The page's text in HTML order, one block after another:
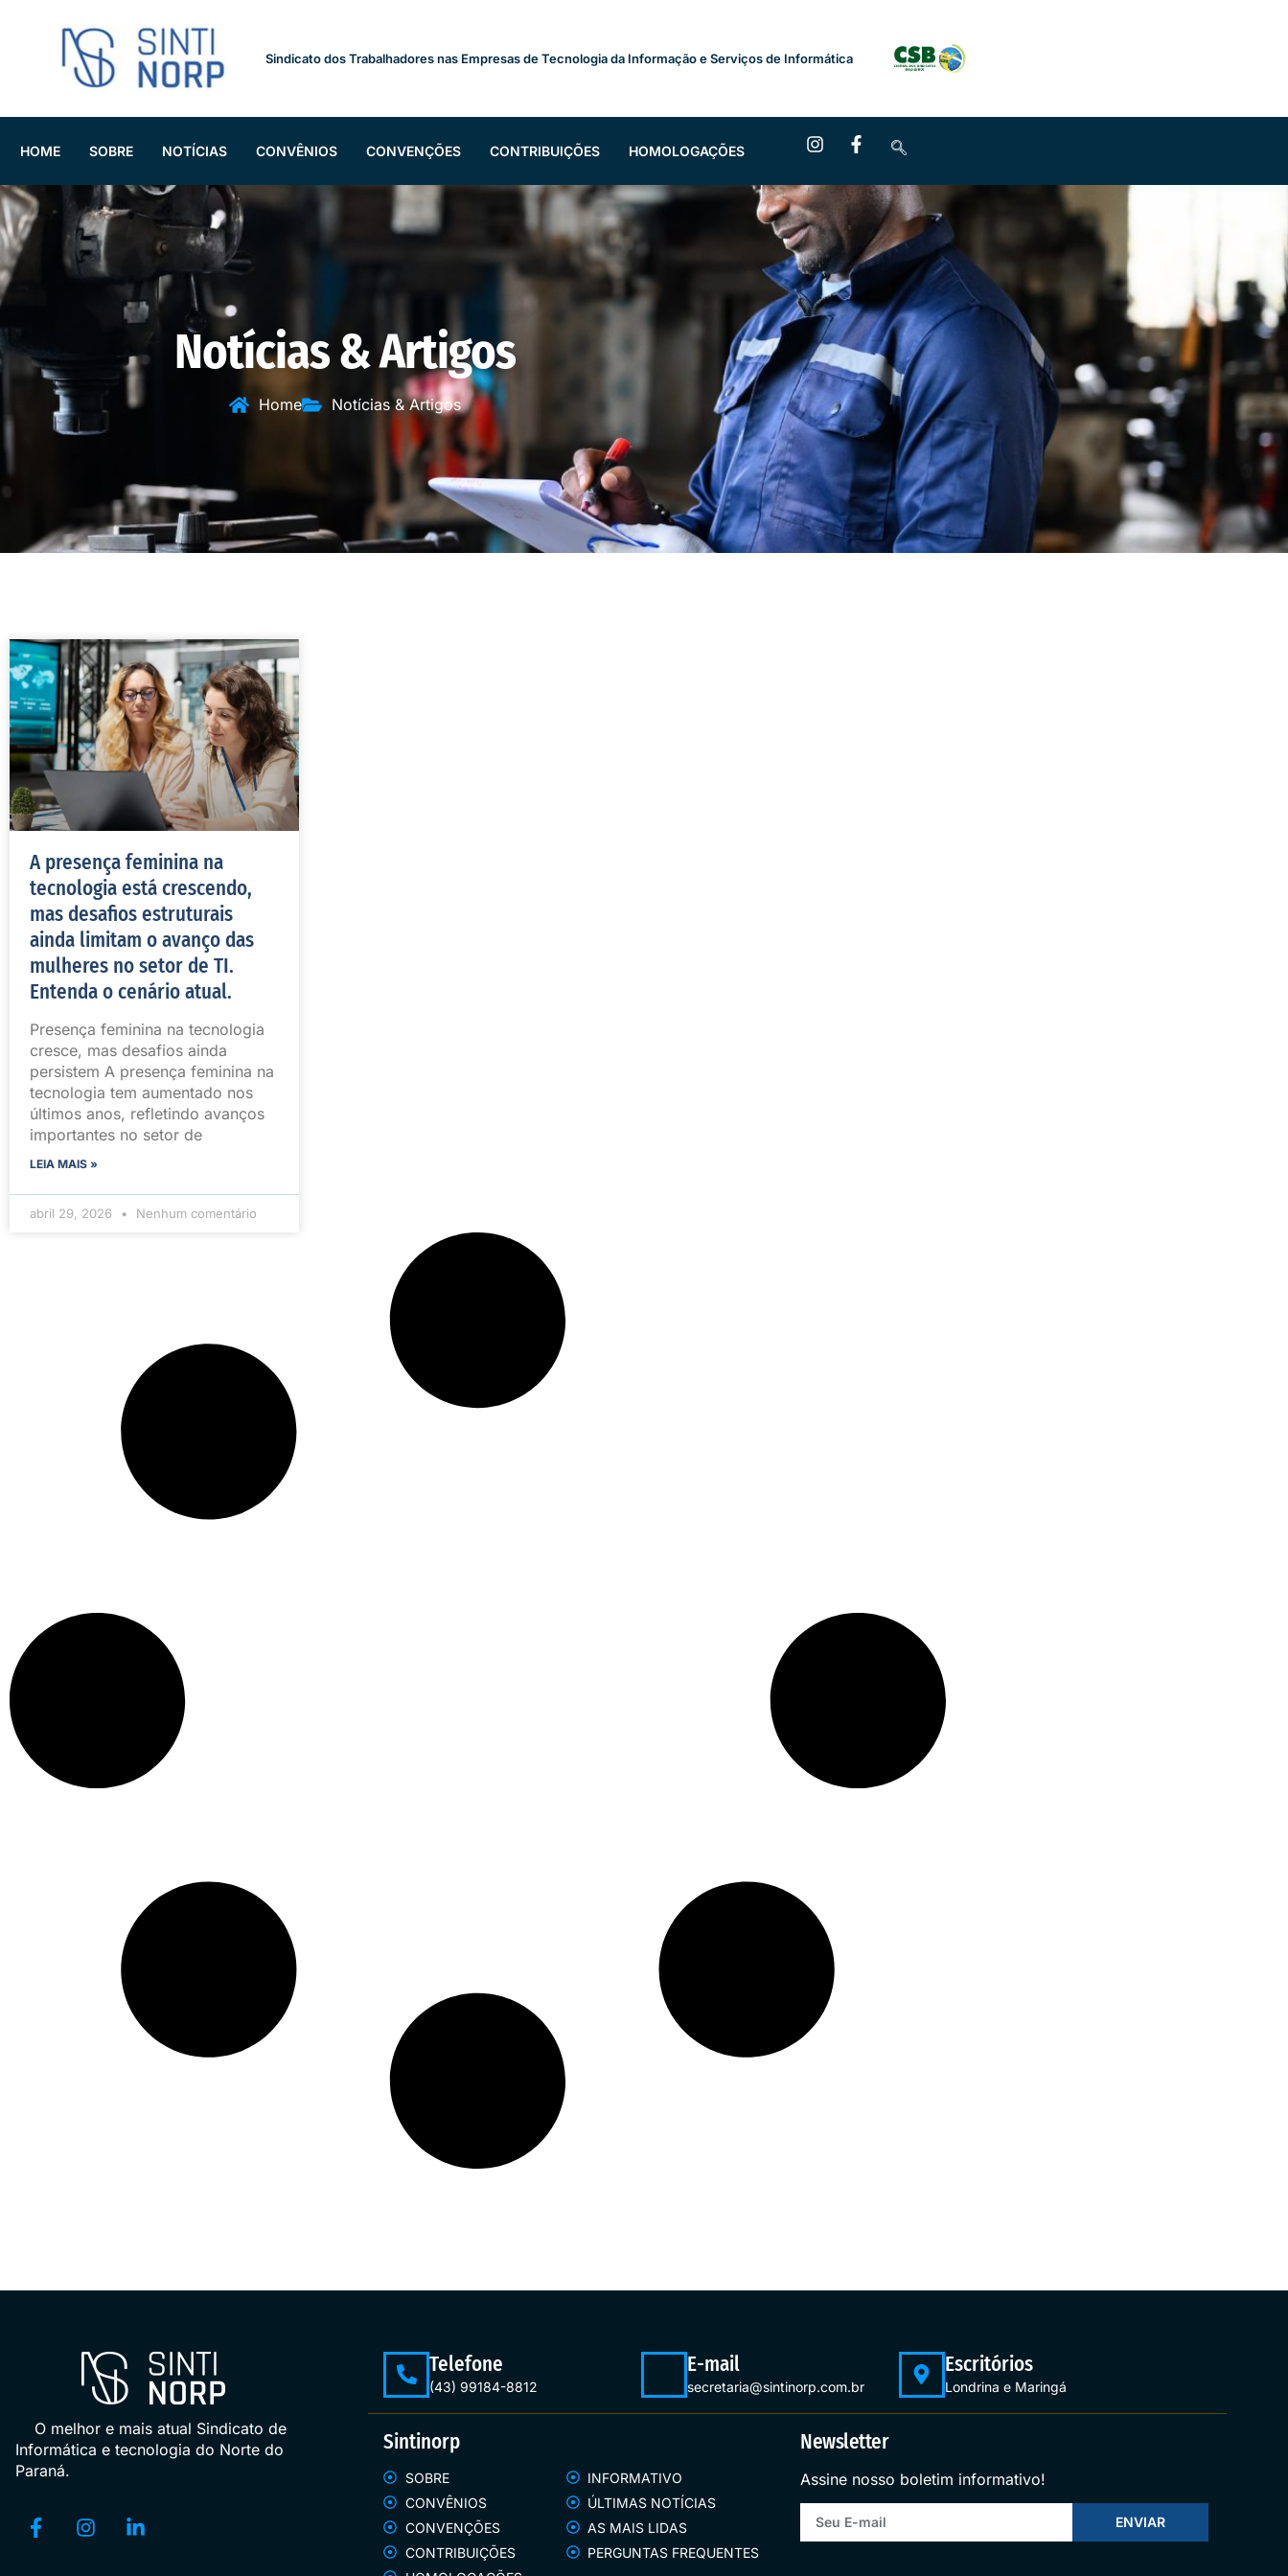
Sindicato dos Trabalhadores nas Empresas de Tecnologia da Informação e Serviços de Informática
HOME SOBRE NOTÍCIAS CONVÊNIOS CONVENÇÕES CONTRIBUIÇÕES HOMOLOGAÇÕES
Notícias & Artigos
Home Notícias & Artigos
A presença feminina na
tecnologia está crescendo,
mas desafios estruturais
ainda limitam o avanço das
mulheres no setor de TI.
Entenda o cenário atual.
Presença feminina na tecnologia
cresce, mas desafios ainda
persistem A presença feminina na
tecnologia tem aumentado nos
últimos anos, refletindo avanços
importantes no setor de
LEIA MAIS »
abril 29, 2026 Nenhum comentário
O melhor e mais atual Sindicato de
Informática e tecnologia do Norte do
Paraná.
Telefone
(43) 99184-8812
E-mail
secretaria@sintinorp.com.br
Escritórios
Londrina e Maringá
Sintinorp
SOBRE
CONVÊNIOS
CONVENÇÕES
CONTRIBUIÇÕES
INFORMATIVO
ÚLTIMAS NOTÍCIAS
AS MAIS LIDAS
PERGUNTAS FREQUENTES
Newsletter
Assine nosso boletim informativo!
ENVIAR